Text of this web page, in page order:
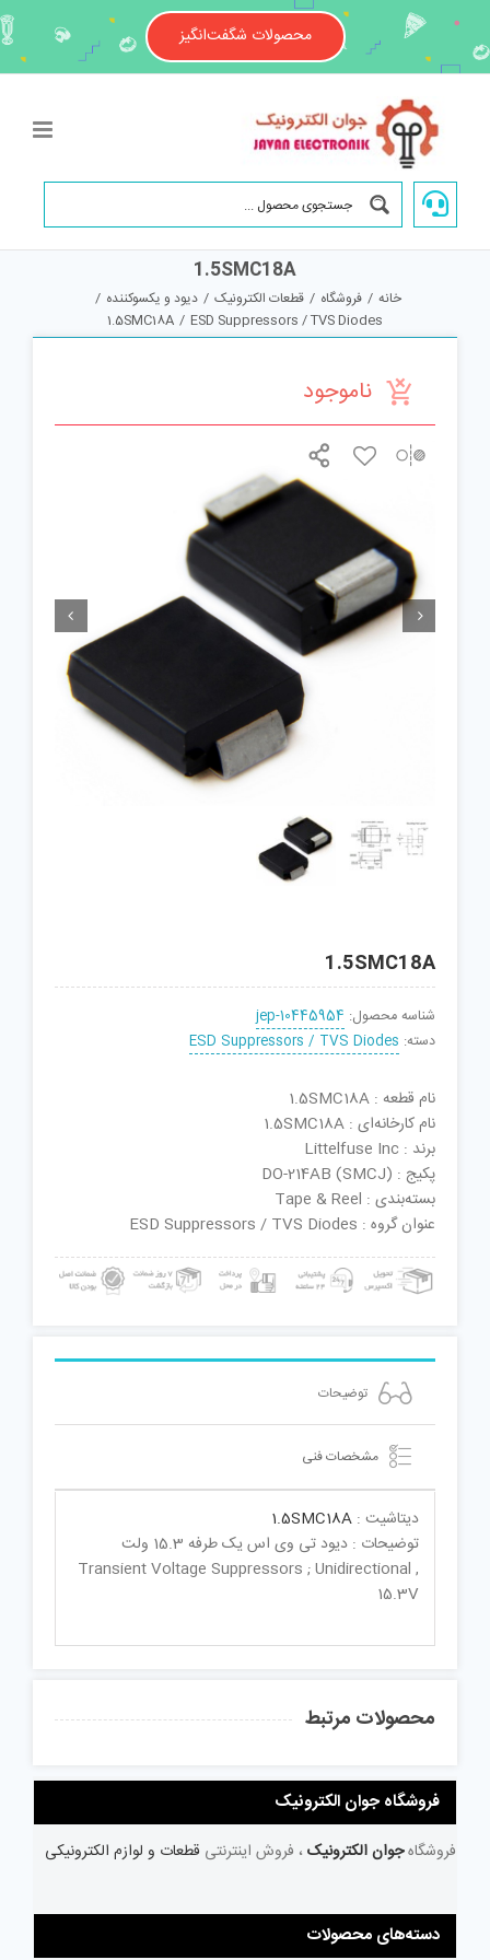
content
محصولات شگفت‌انگیز
1.5SMC18A
خانه / فروشگاه / قطعات الکترونیک / دیود و یکسوکننده /
ESD Suppressors / TVS Diodes
/
1.5SMC18A
ناموجود
 
1.5SMC18A
شناسه محصول: jep-10445954
دسته: ESD Suppressors / TVS Diodes
نام قطعه : 1.5SMC18A
نام کارخانه‌ای : 1.5SMC18A
برند : Littelfuse Inc
پکیج : DO-214AB (SMCJ)
بسته‌بندی : Tape & Reel
عنوان گروه : ESD Suppressors / TVS Diodes
توضیحات
مشخصات فنی
دیتاشیت : 1.5SMC18A
توضیحات : دیود تی وی اس یک طرفه 15.3 ولت
Transient Voltage Suppressors ; Unidirectional ,
15.3V
محصولات مرتبط
فروشگاه جوان الکترونیک
فروشگاهجوان الکترونیک ، فروش اینترنتی قطعات و لوازم الکترونیکی
دسته‌های محصولات